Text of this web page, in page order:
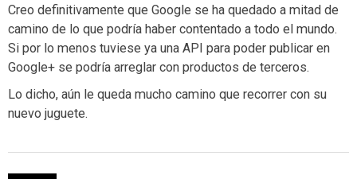
Creo definitivamente que Google se ha quedado a mitad de
camino de lo que podría haber contentado a todo el mundo.
Si por lo menos tuviese ya una API para poder publicar en
Google+ se podría arreglar con productos de terceros.
Lo dicho, aún le queda mucho camino que recorrer con su
nuevo juguete.